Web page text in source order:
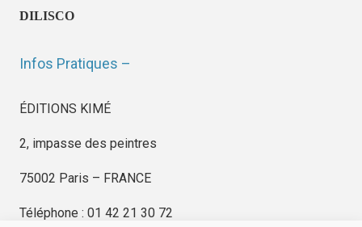
DILISCO
Infos Pratiques –
ÉDITIONS KIMÉ
2, impasse des peintres
75002 Paris – FRANCE
Téléphone : 01 42 21 30 72